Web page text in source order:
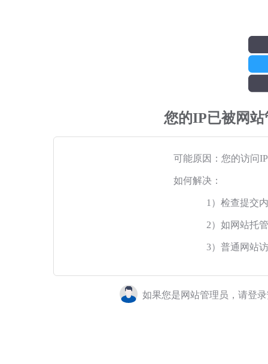
您的IP已被网
可能原因：您的访问
如何解决：
1）检查提交
2）如网站托
3）普通网站
如果您是网站管理员，请登